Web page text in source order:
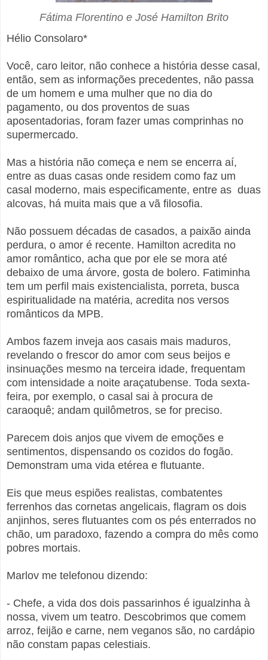
Fátima Florentino e José Hamilton Brito
Hélio Consolaro*
Você, caro leitor, não conhece a história desse casal,
então, sem as informações precedentes, não passa
de um homem e uma mulher que no dia do
pagamento, ou dos proventos de suas
aposentadorias, foram fazer umas comprinhas no
supermercado.
Mas a história não começa e nem se encerra aí,
entre as duas casas onde residem como faz um
casal moderno, mais especificamente, entre as duas
alcovas, há muita mais que a vã filosofia.
Não possuem décadas de casados, a paixão ainda
perdura, o amor é recente. Hamilton acredita no
amor romântico, acha que por ele se mora até
debaixo de uma árvore, gosta de bolero. Fatiminha
tem um perfil mais existencialista, porreta, busca
espiritualidade na matéria, acredita nos versos
românticos da MPB.
Ambos fazem inveja aos casais mais maduros,
revelando o frescor do amor com seus beijos e
insinuações mesmo na terceira idade, frequentam
com intensidade a noite araçatubense. Toda sexta-
feira, por exemplo, o casal sai à procura de
caraoquê; andam quilômetros, se for preciso.
Parecem dois anjos que vivem de emoções e
sentimentos, dispensando os cozidos do fogão.
Demonstram uma vida etérea e flutuante.
Eis que meus espiões realistas, combatentes
ferrenhos das cornetas angelicais, flagram os dois
anjinhos, seres flutuantes com os pés enterrados no
chão, um paradoxo, fazendo a compra do mês como
pobres mortais.
Marlov me telefonou dizendo:
- Chefe, a vida dos dois passarinhos é igualzinha à
nossa, vivem um teatro. Descobrimos que comem
arroz, feijão e carne, nem veganos são, no cardápio
não constam papas celestiais.